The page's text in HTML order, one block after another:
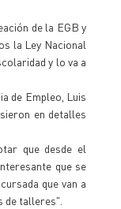
de la EGB y
la Ley Nacional
y lo va a
de Empleo, Luis
en detalles
que desde el
que se
que van a
de talleres".